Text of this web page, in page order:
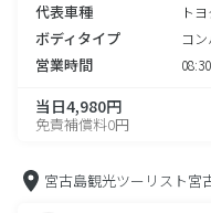
代表車種 ト
ボディタイプ コ
営業時間
当日4,980円
免責補償料0円
宮古島観光ツーリスト宮